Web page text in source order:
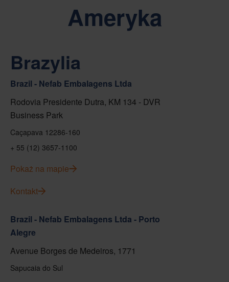
Ameryka
Brazylia
Brazil - Nefab Embalagens Ltda
Rodovia Presidente Dutra, KM 134 - DVR
Business Park
Caçapava 12286-160
+ 55 (12) 3657-1100
Pokaż na mapie
Kontakt
Brazil - Nefab Embalagens Ltda - Porto
Alegre
Avenue Borges de Medeiros, 1771
Sapucaia do Sul